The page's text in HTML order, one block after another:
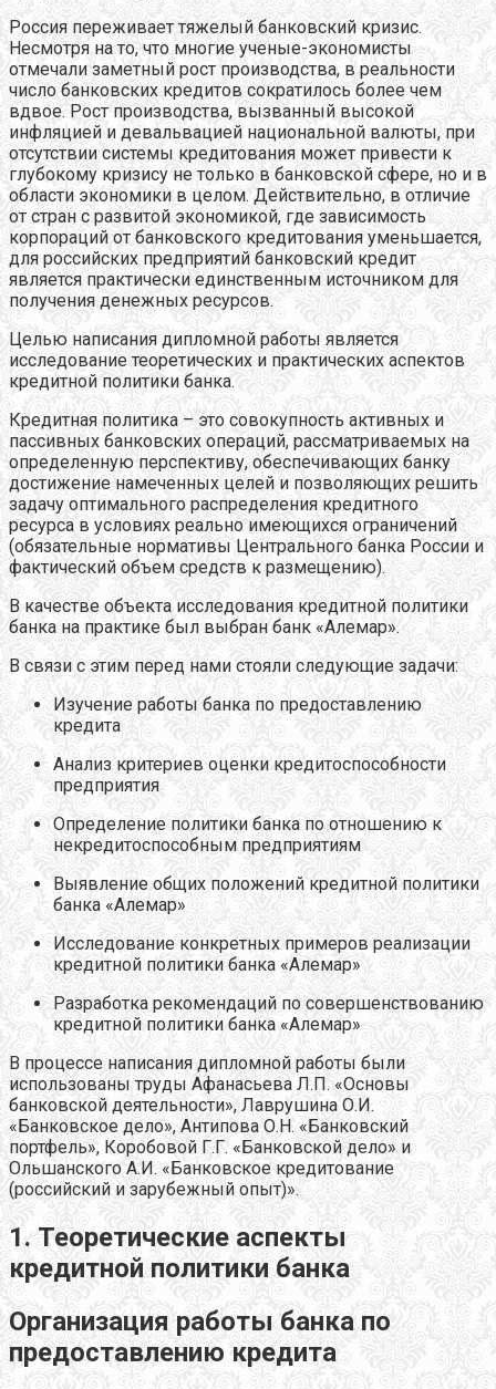
Россия переживает тяжелый банковский кризис.
Несмотря на то, что многие ученые-экономисты
отмечали заметный рост производства, в реальности
число банковских кредитов сократилось более чем
вдвое. Рост производства, вызванный высокой
инфляцией и девальвацией национальной валюты, при
отсутствии системы кредитования может привести к
глубокому кризису не только в банковской сфере, но и в
области экономики в целом. Действительно, в отличие
от стран с развитой экономикой, где зависимость
корпораций от банковского кредитования уменьшается,
для российских предприятий банковский кредит
является практически единственным источником для
получения денежных ресурсов.
Целью написания дипломной работы является
исследование теоретических и практических аспектов
кредитной политики банка.
Кредитная политика – это совокупность активных и
пассивных банковских операций, рассматриваемых на
определенную перспективу, обеспечивающих банку
достижение намеченных целей и позволяющих решить
задачу оптимального распределения кредитного
ресурса в условиях реально имеющихся ограничений
(обязательные нормативы Центрального банка России и
фактический объем средств к размещению).
В качестве объекта исследования кредитной политики
банка на практике был выбран банк «Алемар».
В связи с этим перед нами стояли следующие задачи:
Изучение работы банка по предоставлению
кредита
Анализ критериев оценки кредитоспособности
предприятия
Определение политики банка по отношению к
некредитоспособным предприятиям
Выявление общих положений кредитной политики
банка «Алемар»
Исследование конкретных примеров реализации
кредитной политики банка «Алемар»
Разработка рекомендаций по совершенствованию
кредитной политики банка «Алемар»
В процессе написания дипломной работы были
использованы труды Афанасьева Л.П. «Основы
банковской деятельности», Лаврушина О.И.
«Банковское дело», Антипова О.Н. «Банковский
портфель», Коробовой Г.Г. «Банковской дело» и
Ольшанского А.И. «Банковское кредитование
(российский и зарубежный опыт)».
1. Теоретические аспекты
кредитной политики банка
Организация работы банка по
предоставлению кредита